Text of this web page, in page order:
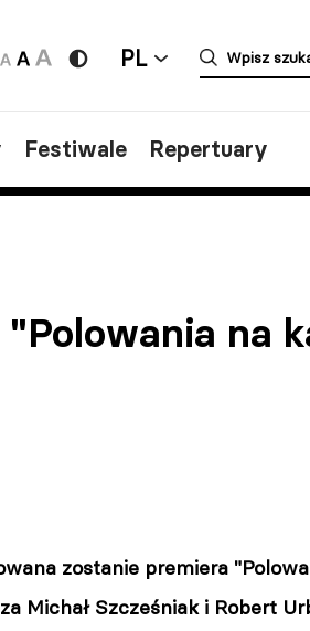
PL
Festiwale Repertuary
"Polowania na
zostanie premiera
Michał Szcześniak i Robert